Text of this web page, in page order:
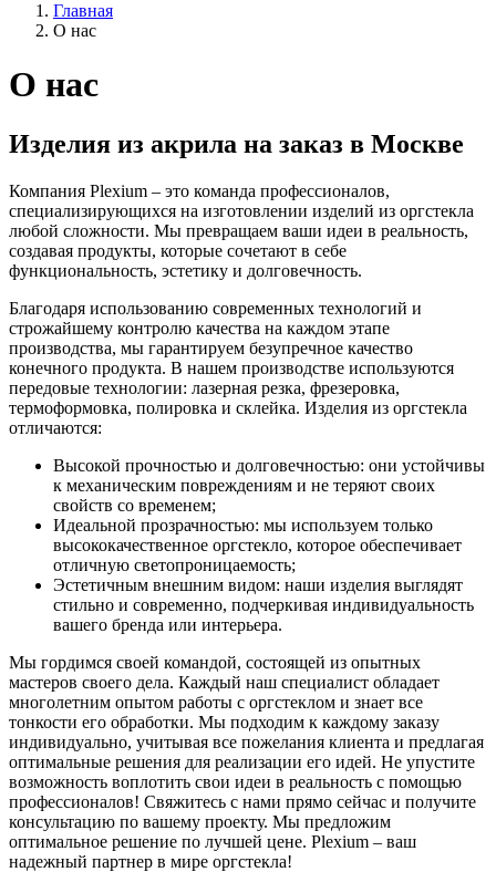
Главная
О нас
О нас
Изделия из акрила на заказ в Москве
Компания Plexium – это команда профессионалов,
специализирующихся на изготовлении изделий из оргстекла
любой сложности. Мы превращаем ваши идеи в реальность,
создавая продукты, которые сочетают в себе
функциональность, эстетику и долговечность.
Благодаря использованию современных технологий и
строжайшему контролю качества на каждом этапе
производства, мы гарантируем безупречное качество
конечного продукта. В нашем производстве используются
передовые технологии: лазерная резка, фрезеровка,
термоформовка, полировка и склейка. Изделия из оргстекла
отличаются:
Высокой прочностью и долговечностью: они устойчивы
к механическим повреждениям и не теряют своих
свойств со временем;
Идеальной прозрачностью: мы используем только
высококачественное оргстекло, которое обеспечивает
отличную светопроницаемость;
Эстетичным внешним видом: наши изделия выглядят
стильно и современно, подчеркивая индивидуальность
вашего бренда или интерьера.
Мы гордимся своей командой, состоящей из опытных
мастеров своего дела. Каждый наш специалист обладает
многолетним опытом работы с оргстеклом и знает все
тонкости его обработки. Мы подходим к каждому заказу
индивидуально, учитывая все пожелания клиента и предлагая
оптимальные решения для реализации его идей. Не упустите
возможность воплотить свои идеи в реальность с помощью
профессионалов! Свяжитесь с нами прямо сейчас и получите
консультацию по вашему проекту. Мы предложим
оптимальное решение по лучшей цене. Plexium – ваш
надежный партнер в мире оргстекла!